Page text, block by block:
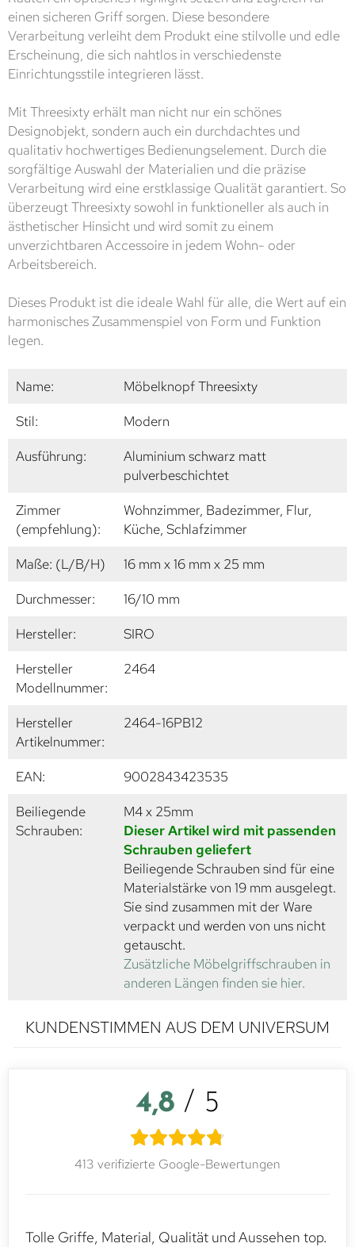
einen sicheren Griff sorgen. Diese besondere
Verarbeitung verleiht dem Produkt eine stilvolle und edle
Erscheinung, die sich nahtlos in verschiedenste
Einrichtungsstile integrieren lässt.
Mit Threesixty erhält man nicht nur ein schönes
Designobjekt, sondern auch ein durchdachtes und
qualitativ hochwertiges Bedienungselement. Durch die
sorgfältige Auswahl der Materialien und die präzise
Verarbeitung wird eine erstklassige Qualität garantiert. So
überzeugt Threesixty sowohl in funktioneller als auch in
ästhetischer Hinsicht und wird somit zu einem
unverzichtbaren Accessoire in jedem Wohn- oder
Arbeitsbereich.
Dieses Produkt ist die ideale Wahl für alle, die Wert auf ein
harmonisches Zusammenspiel von Form und Funktion
legen.
Name:
Möbelknopf Threesixty
Stil:
Modern
Ausführung:
Aluminium schwarz matt
pulverbeschichtet
Zimmer
(empfehlung):
Wohnzimmer, Badezimmer, Flur,
Küche, Schlafzimmer
Maße: (L/B/H)
16 mm x 16 mm x 25 mm
Durchmesser:
16/10 mm
Hersteller:
SIRO
Hersteller
Modellnummer:
2464
Hersteller
Artikelnummer:
2464-16PB12
EAN:
9002843423535
Beiliegende
Schrauben:
M4 x 25mm
Dieser Artikel wird mit passenden
Schrauben geliefert
Beiliegende Schrauben sind für eine
Materialstärke von 19 mm ausgelegt.
Sie sind zusammen mit der Ware
verpackt und werden von uns nicht
getauscht.
Zusätzliche Möbelgriffschrauben in
anderen Längen finden sie hier.
KUNDENSTIMMEN AUS DEM UNIVERSUM
4,8 / 5
413 verifizierte Google-Bewertungen
Tolle Griffe, Material, Qualität und Aussehen top.